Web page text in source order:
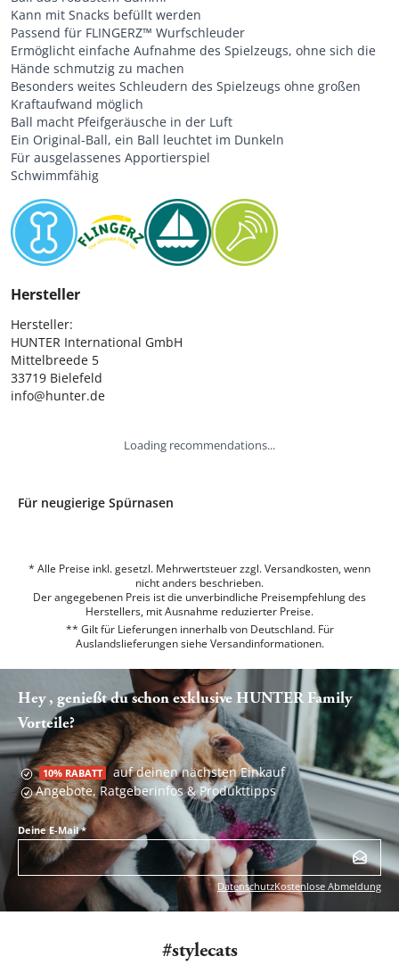
Kann mit Snacks befüllt werden
Passend für FLINGERZ™ Wurfschleuder
Ermöglicht einfache Aufnahme des Spielzeugs, ohne sich die
Hände schmutzig zu machen
Besonders weites Schleudern des Spielzeugs ohne großen
Kraftaufwand möglich
Ball macht Pfeifgeräusche in der Luft
Ein Original-Ball, ein Ball leuchtet im Dunkeln
Für ausgelassenes Apportierspiel
Schwimmfähig
Hersteller
Hersteller:
HUNTER International GmbH
Mittelbreede 5
33719 Bielefeld
info@hunter.de
Loading recommendations...
Für neugierige Spürnasen
* Alle Preise inkl. gesetzl. Mehrwertsteuer zzgl. Versandkosten, wenn
nicht anders beschrieben.
Der angegebenen Preis ist die unverbindliche Preisempfehlung des
Herstellers, mit Ausnahme reduzierter Preise.
** Gilt für Lieferungen innerhalb von Deutschland. Für
Auslandslieferungen siehe Versandinformationen.
Hey , genießt du schon exklusive HUNTER Family
Vorteile?
10% RABATT auf deinen nächsten Einkauf
Angebote, Ratgeberinfos & Produkttipps
Deine E-Mail*
DatenschutzKostenlose Abmeldung
#stylecats